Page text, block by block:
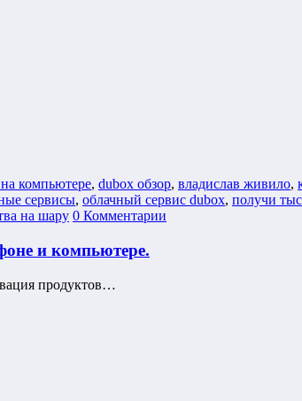
компьютере, dubox обзор, владислав живило,
сервисы, облачный сервис dubox, получи
на шару 0 Комментарии
и компьютере.
продуктов…